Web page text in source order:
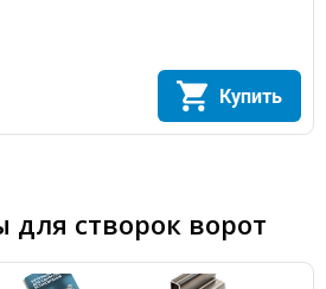
Купить
створок ворот